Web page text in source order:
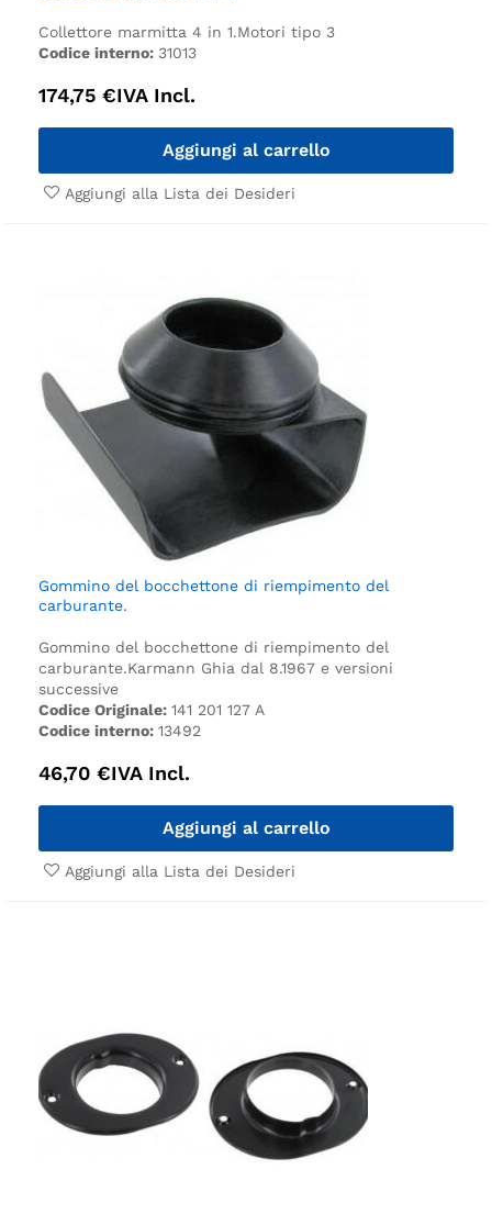
Collettore marmitta 4 in 1.Motori tipo 3
Codice interno: 31013
174,75 €IVA Incl.
Aggiungi al carrello
Aggiungi alla Lista dei Desideri
Gommino del bocchettone di riempimento del
carburante.
Gommino del bocchettone di riempimento del
carburante.Karmann Ghia dal 8.1967 e versioni
successive
Codice Originale: 141 201 127 A
Codice interno: 13492
46,70 €IVA Incl.
Aggiungi al carrello
Aggiungi alla Lista dei Desideri